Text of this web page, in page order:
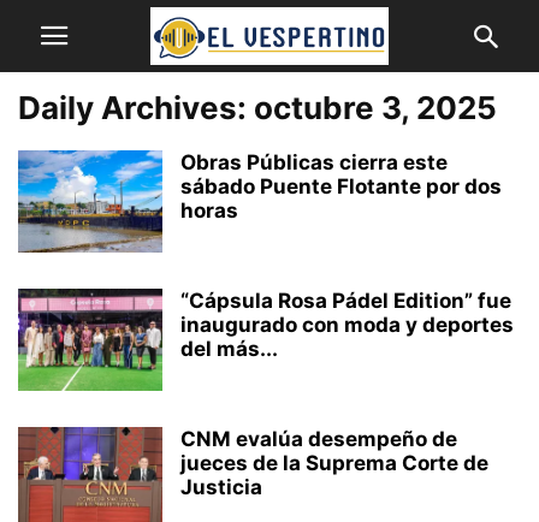
Daily Archives: octubre 3, 2025
Obras Públicas cierra este
sábado Puente Flotante por dos
horas
“Cápsula Rosa Pádel Edition” fue
inaugurado con moda y deportes
del más...
CNM evalúa desempeño de
jueces de la Suprema Corte de
Justicia